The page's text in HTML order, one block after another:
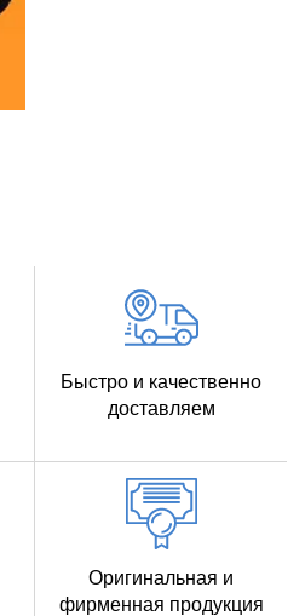
Быстро и качественно
доставляем
Оригинальная и
фирменная продукция